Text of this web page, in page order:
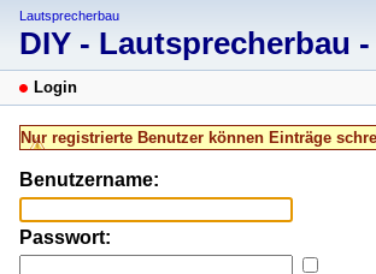
Lautsprecherbau
DIY - Lautsprecherbau
Login
Nur registrierte Benutzer können Einträge
Benutzername:
Passwort: